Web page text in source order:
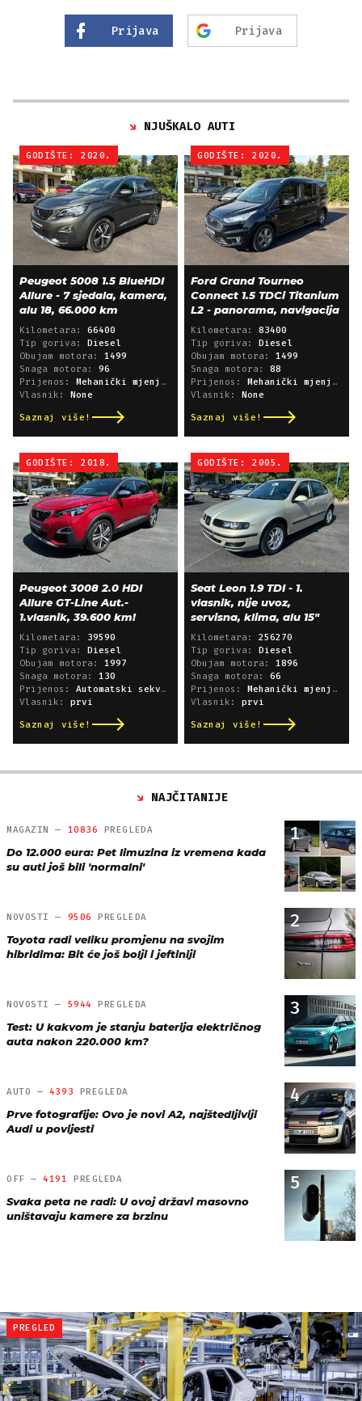
Prijava Prijava
NJUŠKALO AUTI
GODIŠTE: 2020.
Peugeot 5008 1.5 BlueHDI
Allure - 7 sjedala, kamera,
alu 18, 66.000 km
Kilometara: 66400
Tip goriva: Diesel
Obujam motora: 1499
Snaga motora: 96
Prijenos: Mehanički mjenjač
Vlasnik: None
Saznaj više!
GODIŠTE: 2020.
Ford Grand Tourneo
Connect 1.5 TDCi Titanium
L2 - panorama, navigacija
Kilometara: 83400
Tip goriva: Diesel
Obujam motora: 1499
Snaga motora: 88
Prijenos: Mehanički mjenjač
Vlasnik: None
Saznaj više!
GODIŠTE: 2018.
Peugeot 3008 2.0 HDI
Allure GT-Line Aut.-
1.vlasnik, 39.600 km!
Kilometara: 39590
Tip goriva: Diesel
Obujam motora: 1997
Snaga motora: 130
Prijenos: Automatski sekvencijski
Vlasnik: prvi
Saznaj više!
GODIŠTE: 2005.
Seat Leon 1.9 TDI - 1.
vlasnik, nije uvoz,
servisna, klima, alu 15"
Kilometara: 256270
Tip goriva: Diesel
Obujam motora: 1896
Snaga motora: 66
Prijenos: Mehanički mjenjač
Vlasnik: prvi
Saznaj više!
NAJČITANIJE
1
MAGAZIN — 10836 PREGLEDA
Do 12.000 eura: Pet limuzina iz vremena kada
su auti još bili 'normalni'
2
NOVOSTI — 9506 PREGLEDA
Toyota radi veliku promjenu na svojim
hibridima: Bit će još bolji i jeftiniji
3
NOVOSTI — 5944 PREGLEDA
Test: U kakvom je stanju baterija električnog
auta nakon 220.000 km?
4
AUTO — 4393 PREGLEDA
Prve fotografije: Ovo je novi A2, najštedljiviji
Audi u povijesti
5
OFF —4191 PREGLEDA
Svaka peta ne radi: U ovoj državi masovno
uništavaju kamere za brzinu
PREGLED